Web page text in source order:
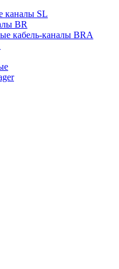
каналы SL
BR
кабель-каналы BRA